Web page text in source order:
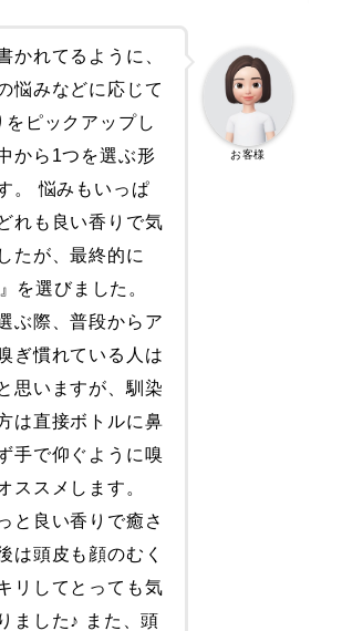
かれてるように、
悩みなどに応じて
をピックアップし
から1つを選ぶ形
。 悩みもいっぱ
れも良い香りで気
たが、最終的に
を選びました。
ぶ際、普段からア
ぎ慣れている人は
思いますが、馴染
は直接ボトルに鼻
手で仰ぐように嗅
ススメします。
と良い香りで癒さ
は頭皮も顔のむく
リしてとっても気
ました♪ また、頭
お客様